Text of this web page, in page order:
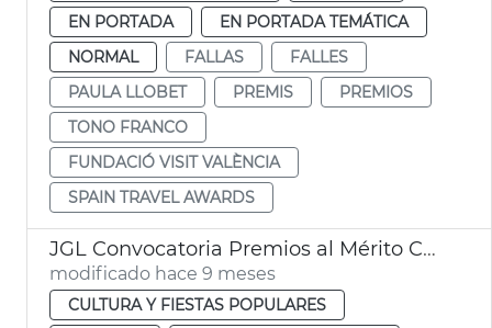
EN PORTADA
EN PORTADA TEMÁTICA
NORMAL
FALLAS
FALLES
PAULA LLOBET
PREMIS
PREMIOS
TONO FRANCO
FUNDACIÓ VISIT VALÈNCIA
SPAIN TRAVEL AWARDS
JGL Convocatoria Premios al Mérito Cultural "Ciutat de València"
modificado hace 9 meses
CULTURA Y FIESTAS POPULARES